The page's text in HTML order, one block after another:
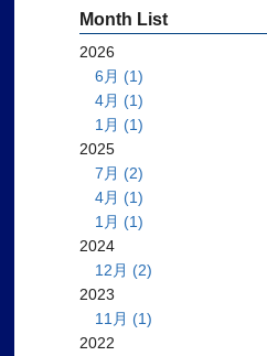
Month List
2026
6月 (1)
4月 (1)
1月 (1)
2025
7月 (2)
4月 (1)
1月 (1)
2024
12月 (2)
2023
11月 (1)
2022